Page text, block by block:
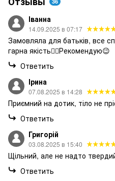
Іванна
14.09.2025 в 07:17
Замовляла для батьків, все
гарна якість👍🏻Рекомендую😉
Ответить
Ірина
07.08.2025 в 14:28
Приємний на дотик, тіло не
Ответить
Григорій
03.08.2025 в 15:40
Щільний, але не надто
Ответить